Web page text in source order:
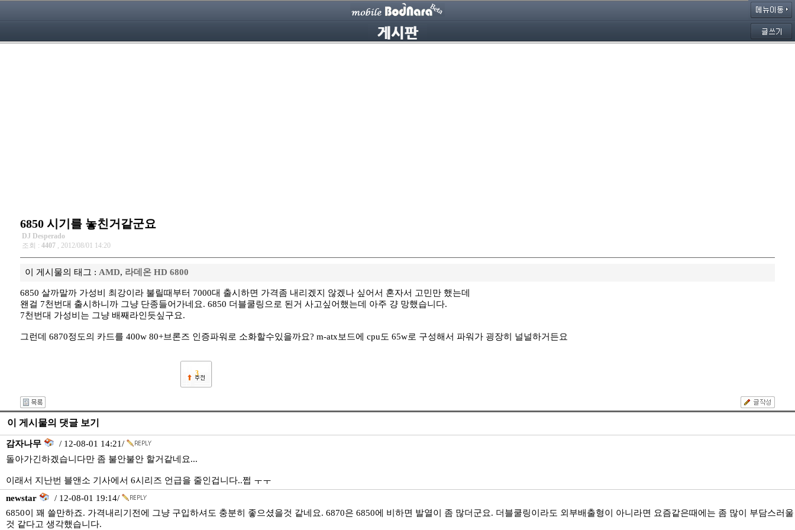
6850 시기를 놓친거같군요
DJ Desperado
조회 : 4407 , 2012/08/01 14:20
이 게시물의 태그 : AMD, 라데온 HD 6800
6850 살까말까 가성비 최강이라 불릴때부터 7000대 출시하면 가격좀 내리겠지 않겠나 싶어서 혼자서 고민만 했는데
왠걸 7천번대 출시하니까 그냥 단종들어가네요. 6850 더블쿨링으로 된거 사고싶어했는데 아주 걍 망했습니다.
7천번대 가성비는 그냥 배째라인듯싶구요.
그런데 6870정도의 카드를 400w 80+브론즈 인증파워로 소화할수있을까요? m-atx보드에 cpu도 65w로 구성해서 파워가 굉장히 널널하거든요
3
이 게시물의 댓글 보기
감자나무
/ 12-08-01 14:21/
돌아가긴하겠습니다만 좀 불안불안 할거같네요...
이래서 지난번 블앤소 기사에서 6시리즈 언급을 줄인겁니다..쩝 ㅜㅜ
newstar
/ 12-08-01 19:14/
6850이 꽤 쓸만하죠. 가격내리기전에 그냥 구입하셔도 충분히 좋으셨을것 같네요. 6870은 6850에 비하면 발열이 좀 많더군요. 더블쿨링이라도 외부배출형이 아니라면 요즘같은때에는 좀 많이 부담스러울
것 같다고 생각했습니다.